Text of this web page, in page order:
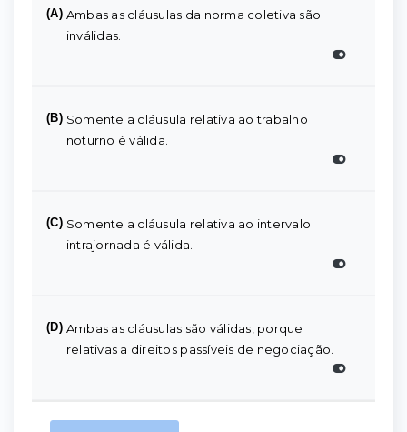
(A) Ambas as cláusulas da norma coletiva são
inválidas.
(B) Somente a cláusula relativa ao trabalho
noturno é válida.
(C) Somente a cláusula relativa ao intervalo
intrajornada é válida.
(D) Ambas as cláusulas são válidas, porque
relativas a direitos passíveis de negociação.